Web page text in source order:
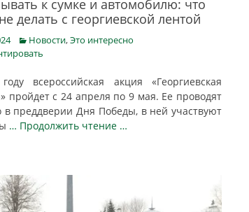
к сумке и автомобилю: что
делать с георгиевской лентой
Categories
Новости,Это интересно
всероссийская акция «Георгиевская
пройдет с 24 апреля по 9 мая. Ее проводят
в преддверии Дня Победы, в ней участвуют
… Продолжить чтение …